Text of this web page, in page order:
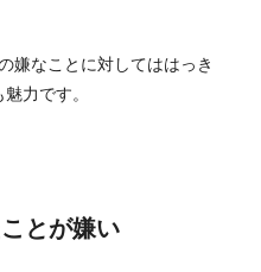
嫌なことに対してははっき
力です。
とが嫌い